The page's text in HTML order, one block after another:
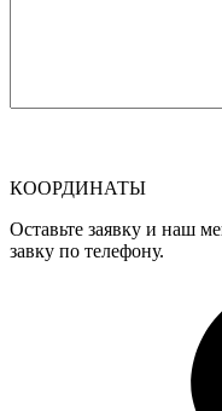
КООРДИНАТЫ
Оставьте заявку и наш
завку по телефону.